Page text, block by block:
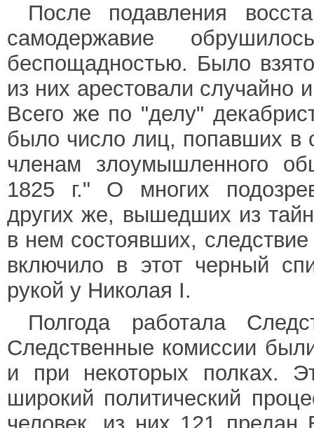
После подавления
самодержавие
беспощадностью. Было
из них арестовали случайно
Всего же по "делу"
было число лиц, попавших в
членам злоумышленного
1825 г." О многих
других же, вышедших из
в нем состоявших,
включило в этот черный
рукой у Николая I.
Полгода работала
Следственные комиссии
и при некоторых полках.
широкий политический